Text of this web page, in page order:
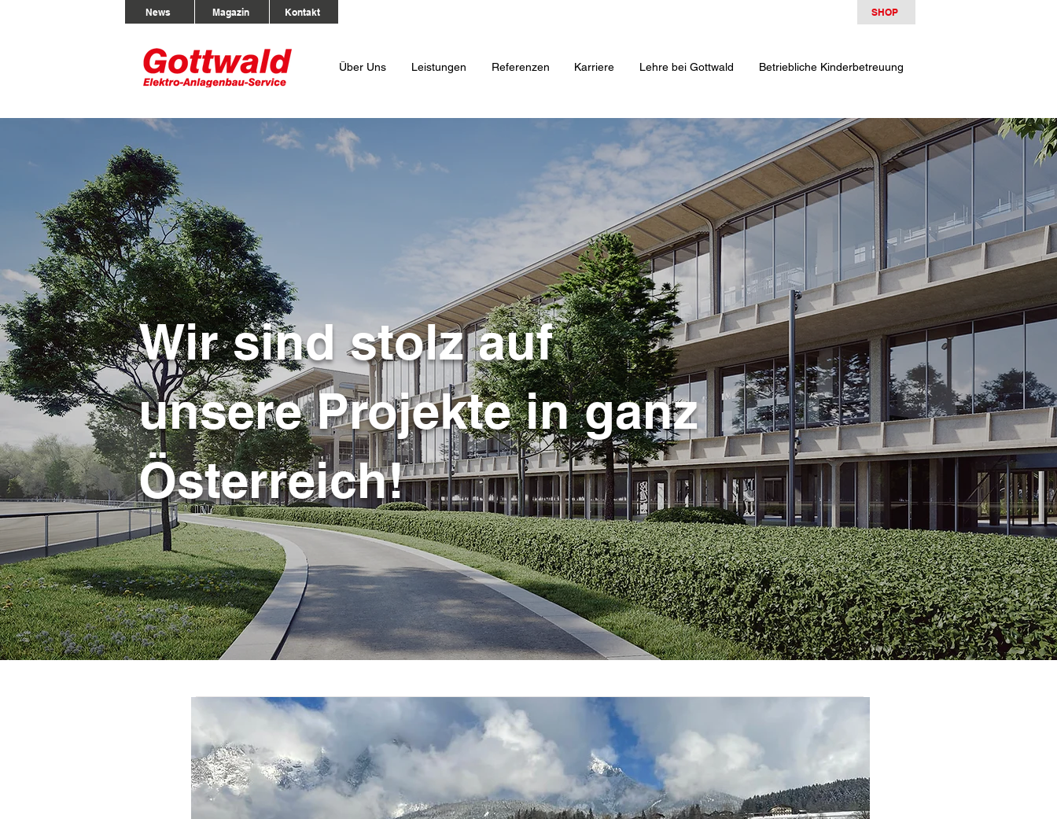
SHOP
Magazin
News Kontakt
Über Uns Leistungen Referenzen Karriere Lehre bei Gottwald Betriebliche Kinderbetreuung
Wir sind stolz auf
unsere Projekte in ganz
Österreich!